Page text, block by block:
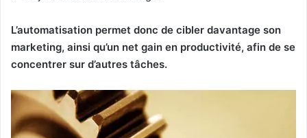
L’automatisation permet donc de cibler davantage son
marketing, ainsi qu’un net gain en productivité, afin de se
concentrer sur d’autres tâches.